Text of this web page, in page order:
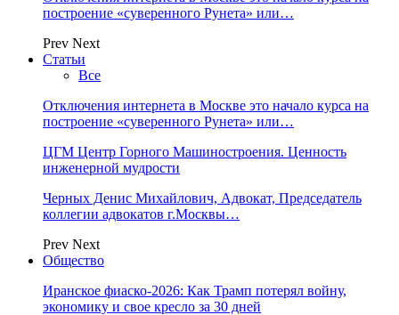
построение «суверенного Рунета» или…
Prev Next
Статьи
Все
Отключения интернета в Москве это начало курса на
построение «суверенного Рунета» или…
ЦГМ Центр Горного Машиностроения. Ценность
инженерной мудрости
Черных Денис Михайлович, Адвокат, Председатель
коллегии адвокатов г.Москвы…
Prev Next
Общество
Иранское фиаско-2026: Как Трамп потерял войну,
экономику и свое кресло за 30 дней